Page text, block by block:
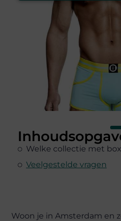
Welke collectie met
Veelgestelde vragen
Woon je in Amsterdam en